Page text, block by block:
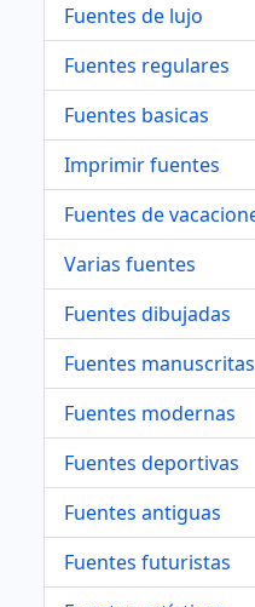
Fuentes de lujo
Fuentes regulares
Fuentes basicas
Imprimir fuentes
Fuentes de
Varias fuentes
Fuentes dibujadas
Fuentes manuscritas
Fuentes modernas
Fuentes deportivas
Fuentes antiguas
Fuentes futuristas